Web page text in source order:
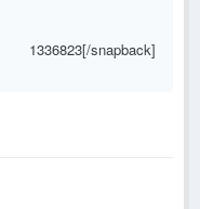
1336823[/snapback]